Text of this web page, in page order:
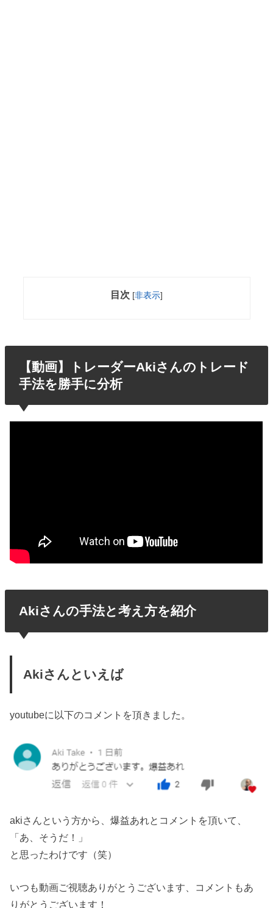
目次 [非表示]
【動画】トレーダーAkiさんのトレード
手法を勝手に分析
Akiさんの手法と考え方を紹介
Akiさんといえば
youtubeに以下のコメントを頂きました。
akiさんという方から、爆益あれとコメントを頂いて、
「あ、そうだ！」
と思ったわけです（笑）
いつも動画ご視聴ありがとうございます、コメントもあ
りがとうございます！